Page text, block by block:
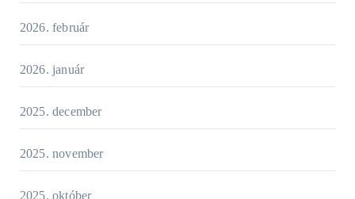
2026. február
2026. január
2025. december
2025. november
2025. október